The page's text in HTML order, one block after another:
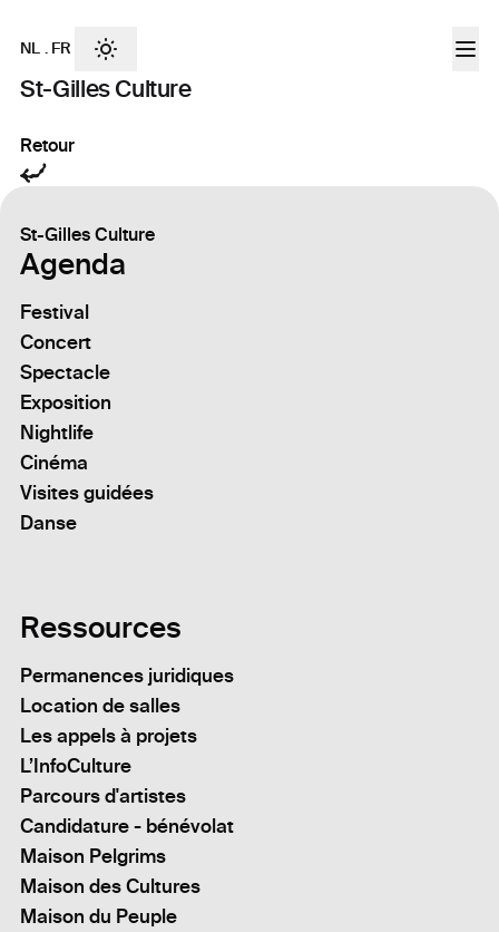
St-Gilles Culture
NL . FR
Retour
St-Gilles Culture
Agenda
Festival
Concert
Spectacle
Exposition
Nightlife
Cinéma
Visites guidées
Danse
Ressources
Permanences juridiques
Location de salles
Les appels à projets
L’InfoCulture
Parcours d'artistes
Candidature - bénévolat
Maison Pelgrims
Maison des Cultures
Maison du Peuple